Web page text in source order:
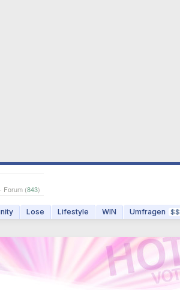
Forum (843)
Lose Lifestyle WIN Umfragen $$